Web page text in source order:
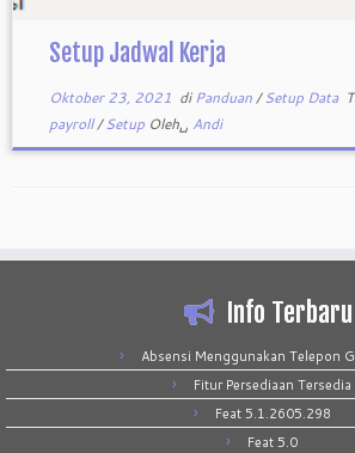
Setup Jadwal Kerja
Oktober 23, 2021 di Panduan/Setup Data
payroll/Setup Oleh␣ Andi
Info Terbaru
Absensi Menggunakan Telepon
Fitur Persediaan Tersedia
Feat 5.1.2605.298
Feat 5.0